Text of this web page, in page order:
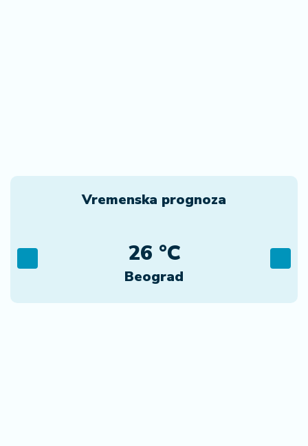
Vremenska prognoza
Beograd
26 °C